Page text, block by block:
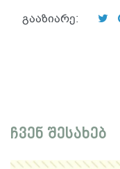
გააზიარე:
ჩვენ შესახებ